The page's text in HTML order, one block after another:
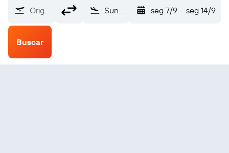
Origem Sun City Resort Pilansberg (NTY) seg 7/9 - seg 14/9
Buscar